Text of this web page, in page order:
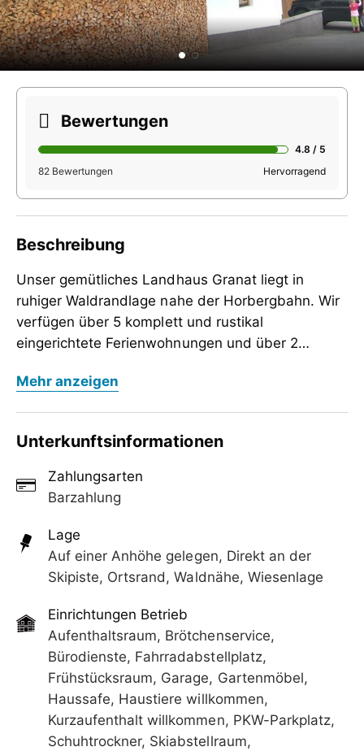
Bewertungen
4.8 / 5
82 Bewertungen
Hervorragend
Beschreibung
Unser gemütliches Landhaus Granat liegt in
ruhiger Waldrandlage nahe der Horbergbahn. Wir
verfügen über 5 komplett und rustikal
eingerichtete Ferienwohnungen und über 2
DU/WC/Baldon und SAT-TV.
ruhiger Waldrandlage nahe der Horbergbahn. Wir
gemütliche Doppel- bzw. Dreibettzimmer mit
DU/WC/Baldon und SAT-TV.
Mehr anzeigen
Unterkunftsinformationen
Zahlungsarten
Barzahlung
Lage
Auf einer Anhöhe gelegen, Direkt an der
Skipiste, Ortsrand, Waldnähe, Wiesenlage
Einrichtungen Betrieb
Aufenthaltsraum, Brötchenservice,
Bürodienste, Fahrradabstellplatz,
Frühstücksraum, Garage, Gartenmöbel,
Haussafe, Haustiere willkommen,
Kurzaufenthalt willkommen, PKW-Parkplatz,
Schuhtrockner, Skiabstellraum,